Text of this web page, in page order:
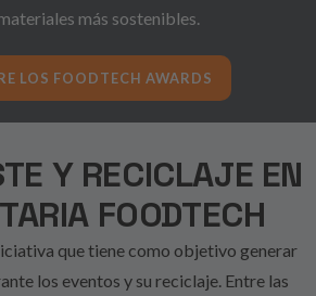
más sostenibles.
LOS FOODTECH AWARDS
Y RECICLAJE EN
FOODTECH
que tiene como objetivo generar
los eventos y su reciclaje. Entre las